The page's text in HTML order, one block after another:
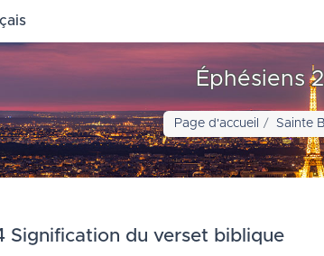
Éphésiens
Page d'accueil Sainte
Signification du verset biblique